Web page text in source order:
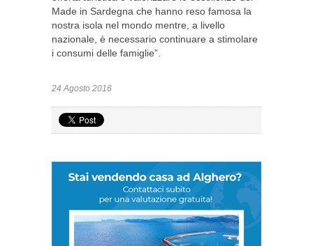
Made in Sardegna che hanno reso famosa la
nostra isola nel mondo mentre, a livello
nazionale, è necessario continuare a stimolare
i consumi delle famiglie”.
24 Agosto 2016